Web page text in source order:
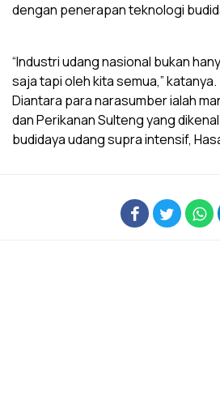
dengan penerapan teknologi
“Industri udang nasional bukan
saja tapi oleh kita semua,” katanya.
Diantara para narasumber ialah
dan Perikanan Sulteng yang
budidaya udang supra intensif,